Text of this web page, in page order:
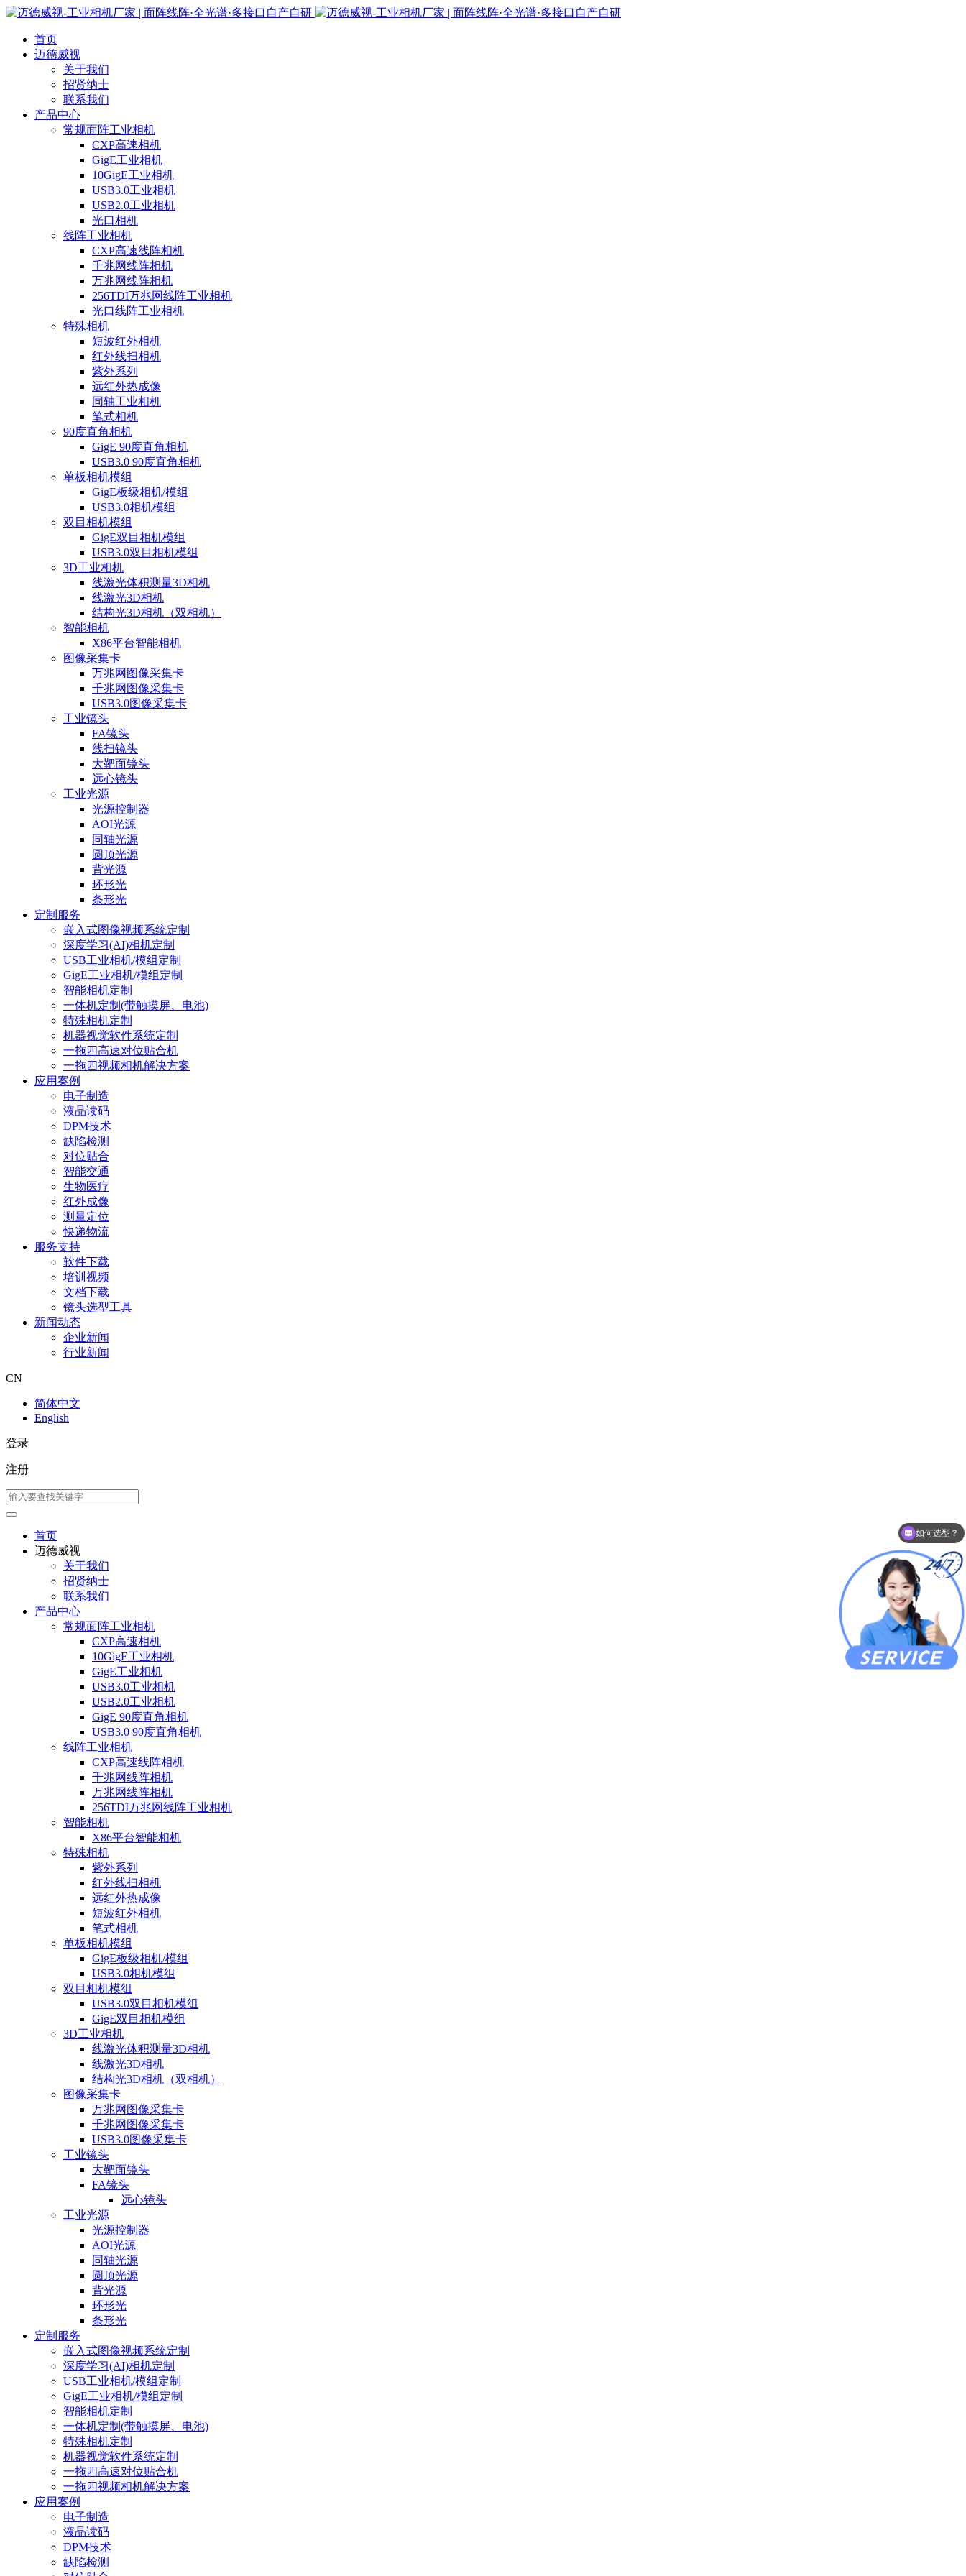
首页
迈德威视
关于我们
招贤纳士
联系我们
产品中心
常规面阵工业相机
CXP高速相机
GigE工业相机
10GigE工业相机
USB3.0工业相机
USB2.0工业相机
光口相机
线阵工业相机
CXP高速线阵相机
千兆网线阵相机
万兆网线阵相机
256TDI万兆网线阵工业相机
光口线阵工业相机
特殊相机
短波红外相机
红外线扫相机
紫外系列
远红外热成像
同轴工业相机
笔式相机
90度直角相机
GigE 90度直角相机
USB3.0 90度直角相机
单板相机模组
GigE板级相机/模组
USB3.0相机模组
双目相机模组
GigE双目相机模组
USB3.0双目相机模组
3D工业相机
线激光体积测量3D相机
线激光3D相机
结构光3D相机（双相机）
智能相机
X86平台智能相机
图像采集卡
万兆网图像采集卡
千兆网图像采集卡
USB3.0图像采集卡
工业镜头
FA镜头
线扫镜头
大靶面镜头
远心镜头
工业光源
光源控制器
AOI光源
同轴光源
圆顶光源
背光源
环形光
条形光
定制服务
嵌入式图像视频系统定制
深度学习(AI)相机定制
USB工业相机/模组定制
GigE工业相机/模组定制
智能相机定制
一体机定制(带触摸屏、电池)
特殊相机定制
机器视觉软件系统定制
一拖四高速对位贴合机
一拖四视频相机解决方案
应用案例
电子制造
液晶读码
DPM技术
缺陷检测
对位贴合
智能交通
生物医疗
红外成像
测量定位
快递物流
服务支持
软件下载
培训视频
文档下载
镜头选型工具
新闻动态
企业新闻
行业新闻
CN
简体中文
English
登录
注册
首页
迈德威视
关于我们
招贤纳士
联系我们
产品中心
常规面阵工业相机
CXP高速相机
10GigE工业相机
GigE工业相机
USB3.0工业相机
USB2.0工业相机
GigE 90度直角相机
USB3.0 90度直角相机
线阵工业相机
CXP高速线阵相机
千兆网线阵相机
万兆网线阵相机
256TDI万兆网线阵工业相机
智能相机
X86平台智能相机
特殊相机
紫外系列
红外线扫相机
远红外热成像
短波红外相机
笔式相机
单板相机模组
GigE板级相机/模组
USB3.0相机模组
双目相机模组
USB3.0双目相机模组
GigE双目相机模组
3D工业相机
线激光体积测量3D相机
线激光3D相机
结构光3D相机（双相机）
图像采集卡
万兆网图像采集卡
千兆网图像采集卡
USB3.0图像采集卡
工业镜头
大靶面镜头
FA镜头
远心镜头
工业光源
光源控制器
AOI光源
同轴光源
圆顶光源
背光源
环形光
条形光
定制服务
嵌入式图像视频系统定制
深度学习(AI)相机定制
USB工业相机/模组定制
GigE工业相机/模组定制
智能相机定制
一体机定制(带触摸屏、电池)
特殊相机定制
机器视觉软件系统定制
一拖四高速对位贴合机
一拖四视频相机解决方案
应用案例
电子制造
液晶读码
DPM技术
缺陷检测
可以介绍下你们的产品么？